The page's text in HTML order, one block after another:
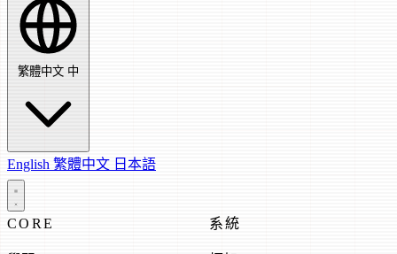
繁體中文 中
English 繁體中文 日本語
CORE 系統